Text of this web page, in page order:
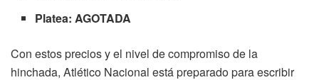
Platea: AGOTADA
Con estos precios y el nivel de compromiso de la
hinchada, Atlético Nacional está preparado para escribir